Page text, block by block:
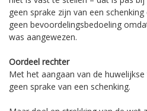
geen sprake zijn van een
geen bevoordelingsbedoeling
was aangewezen.
Oordeel rechter
Met het aangaan van de
geen sprake van een schenking.